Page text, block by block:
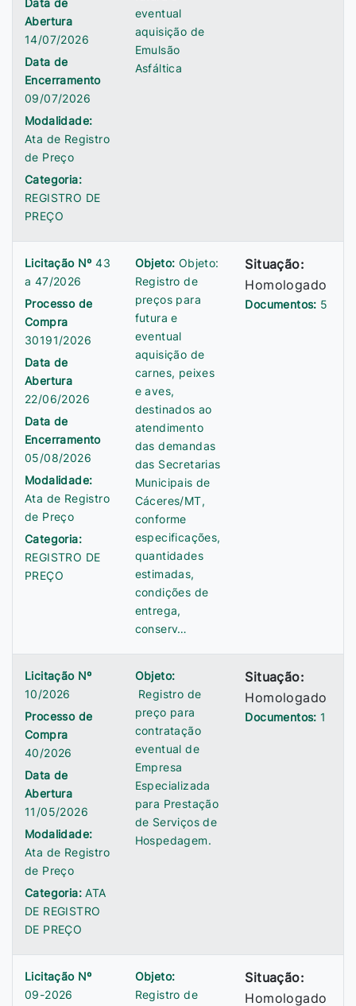
Data de
Abertura
14/07/2026
Data de
Encerramento
09/07/2026
Modalidade:
Ata de Registro
de Preço
Categoria:
REGISTRO DE
PREÇO
eventual
aquisição de
Emulsão
Asfáltica
Licitação Nº43
a 47/2026
Processo de
Compra
30191/2026
Data de
Abertura
22/06/2026
Data de
Encerramento
05/08/2026
Modalidade:
Ata de Registro
de Preço
Categoria:
REGISTRO DE
PREÇO
Objeto: Objeto:
Registro de
preços para
futura e
eventual
aquisição de
carnes, peixes
e aves,
destinados ao
atendimento
das demandas
das Secretarias
Municipais de
Cáceres/MT,
conforme
especificações,
quantidades
estimadas,
condições de
entrega,
conserv…
Situação:
Homologado
Documentos: 5
Licitação Nº
10/2026
Processo de
Compra
40/2026
Data de
Abertura
11/05/2026
Modalidade:
Ata de Registro
de Preço
Categoria:ATA
DE REGISTRO
DE PREÇO
Objeto:
Registro de
preço para
contratação
eventual de
Empresa
Especializada
para Prestação
de Serviços de
Hospedagem.
Situação:
Homologado
Documentos: 1
Licitação Nº
09-2026
Objeto:
Registro de
Situação:
Homologado